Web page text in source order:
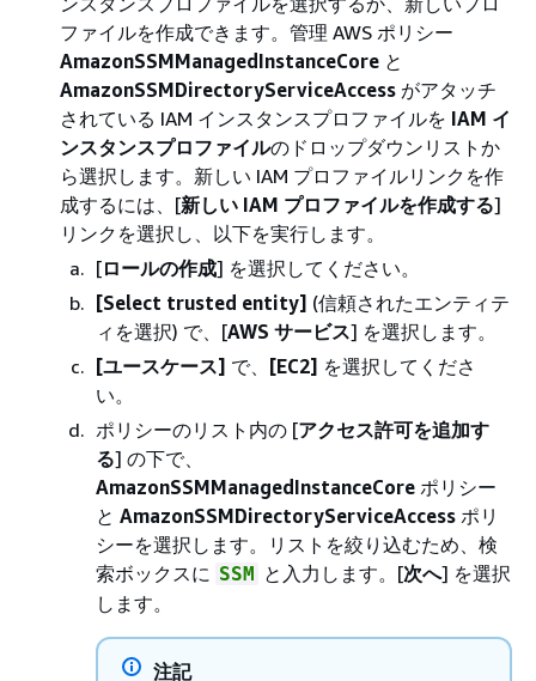
ファイルを作成できます。管理 AWS ポリシー
AmazonSSMManagedInstanceCore と
AmazonSSMDirectoryServiceAccess がアタッチ
されている IAM インスタンスプロファイルを IAM イ
ンスタンスプロファイルのドロップダウンリストか
ら選択します。新しい IAM プロファイルリンクを作
成するには、[新しい IAM プロファイルを作成する]
リンクを選択し、以下を実行します。
[ロールの作成] を選択してください。
[Select trusted entity] (信頼されたエンティテ
ィを選択) で、[AWS サービス] を選択します。
[ユースケース] で、 [EC2] を選択してくださ
い。
ポリシーのリスト内の [アクセス許可を追加す
る] の下で、
AmazonSSMManagedInstanceCore ポリシー
と AmazonSSMDirectoryServiceAccess ポリ
シーを選択します。リストを絞り込むため、検
索ボックスに SSM と入力します。[次へ] を選択
します。
注記